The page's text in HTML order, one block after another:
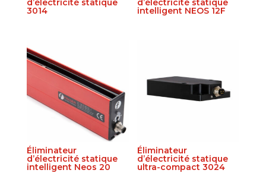
d’électricité statique
3014
d’électricité statique
intelligent NEOS 12F
Éliminateur
d’électricité statique
intelligent Neos 20
Éliminateur
d’électricité statique
ultra-compact 3024